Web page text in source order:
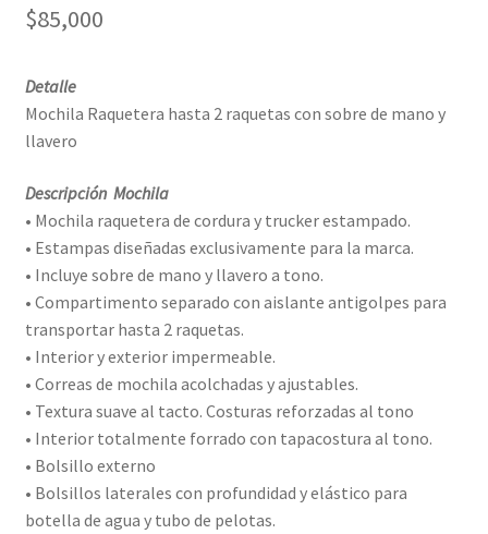
$85,000
Detalle
Mochila Raquetera hasta 2 raquetas con sobre de mano y
llavero
Descripción Mochila
• Mochila raquetera de cordura y trucker estampado.
• Estampas diseñadas exclusivamente para la marca.
• Incluye sobre de mano y llavero a tono.
• Compartimento separado con aislante antigolpes para
transportar hasta 2 raquetas.
• Interior y exterior impermeable.
• Correas de mochila acolchadas y ajustables.
• Textura suave al tacto. Costuras reforzadas al tono
• Interior totalmente forrado con tapacostura al tono.
• Bolsillo externo
• Bolsillos laterales con profundidad y elástico para
botella de agua y tubo de pelotas.